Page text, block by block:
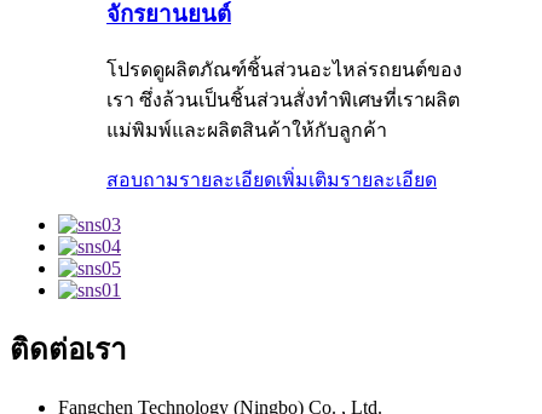
จักรยานยนต์
โปรดดูผลิตภัณฑ์ชิ้นส่วนอะไหล่รถยนต์ของ
เรา ซึ่งล้วนเป็นชิ้นส่วนสั่งทำพิเศษที่เราผลิต
แม่พิมพ์และผลิตสินค้าให้กับลูกค้า
สอบถามรายละเอียดเพิ่มเติมรายละเอียด
ติดต่อเรา
Fangchen Technology (Ningbo) Co. , Ltd.